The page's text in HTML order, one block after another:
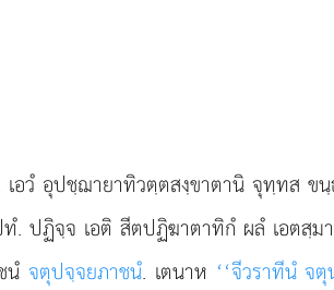
เอวํ อุปชฺฌายาทิวตฺตสงฺขาตานิ จุทฺทส ข
. ปฏิจฺจ เอติ สีตปฏิฆาตาทิกํ ผลํ เอตสฺม
นํจตุปจฺจยภาชนํ. เตนาห ‘‘จีวราทีนํ จ